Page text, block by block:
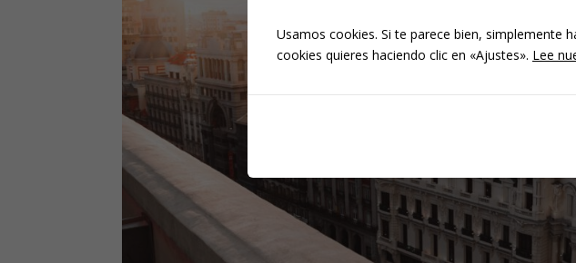
Usamos cookies. Si te parece bien, simplemente
cookies quieres haciendo clic en «Ajustes». Lee